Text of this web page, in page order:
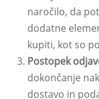
naročilo, da
dodatne
kupiti, kot so
Postopek
dokončanje
dostavo in